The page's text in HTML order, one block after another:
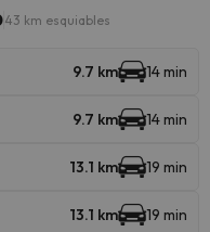
43 km esquiables
9.7 km 14 min
9.7 km 14 min
13.1 km 19 min
13.1 km 19 min